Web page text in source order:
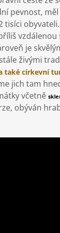
pevnost,
je
živými
také církevní
jich tam
včetně
obýván